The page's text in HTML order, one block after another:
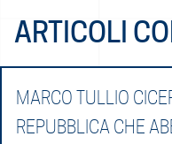
ARTICOLI
MARCO TULLIO
REPUBBLICA CHE